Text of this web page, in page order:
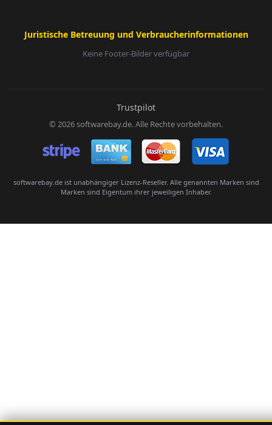
Juristische Betreuung und Verbraucherinformationen
Keine Footer-Bilder verfügbar
Trustpilot
© 2026 softwarebay.de. Alle Rechte vorbehalten.
softwarebay.de ist unabhängiger Lizenz-Reseller. Alle genannten Marken sind
Marken sind Eigentum ihrer jeweiligen Inhaber.